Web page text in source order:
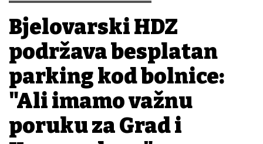
Bjelovarski HDZ
podržava besplatan
parking kod bolnice:
"Ali imamo važnu
poruku za Grad i